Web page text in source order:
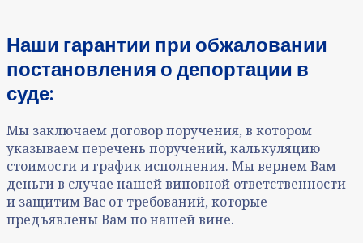
Наши гарантии при обжаловании
постановления о депортации в
суде:
Мы заключаем договор поручения, в котором
указываем перечень поручений, калькуляцию
стоимости и график исполнения. Мы вернем Вам
деньги в случае нашей виновной ответственности
и защитим Вас от требований, которые
предъявлены Вам по нашей вине.